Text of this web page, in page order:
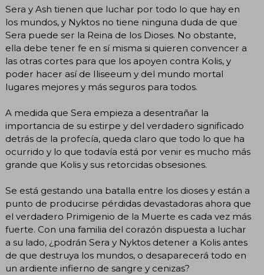
Sera y Ash tienen que luchar por todo lo que hay en
los mundos, y Nyktos no tiene ninguna duda de que
Sera puede ser la Reina de los Dioses. No obstante,
ella debe tener fe en sí misma si quieren convencer a
las otras cortes para que los apoyen contra Kolis, y
poder hacer así de Iliseeum y del mundo mortal
lugares mejores y más seguros para todos.
A medida que Sera empieza a desentrañar la
importancia de su estirpe y del verdadero significado
detrás de la profecía, queda claro que todo lo que ha
ocurrido y lo que todavía está por venir es mucho más
grande que Kolis y sus retorcidas obsesiones.
Se está gestando una batalla entre los dioses y están a
punto de producirse pérdidas devastadoras ahora que
el verdadero Primigenio de la Muerte es cada vez más
fuerte. Con una familia del corazón dispuesta a luchar
a su lado, ¿podrán Sera y Nyktos detener a Kolis antes
de que destruya los mundos, o desaparecerá todo en
un ardiente infierno de sangre y cenizas?